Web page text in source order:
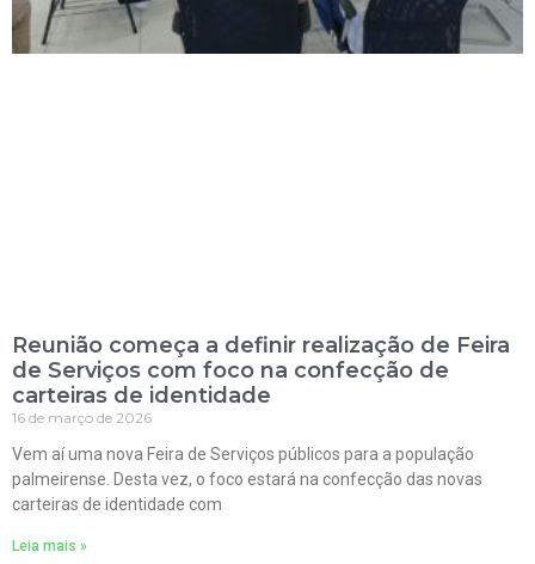
Reunião começa a definir realização de Feira
de Serviços com foco na confecção de
carteiras de identidade
16 de março de 2026
Vem aí uma nova Feira de Serviços públicos para a população
palmeirense. Desta vez, o foco estará na confecção das novas
carteiras de identidade com
Leia mais »